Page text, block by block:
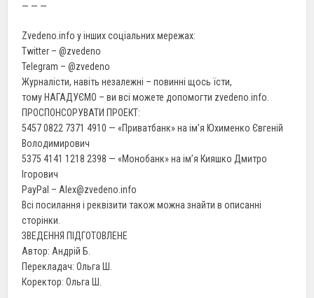
— — —
Zvedeno.info у інших соціальних мережах:
Twitter – @zvedeno
Telegram – @zvedeno
Журналісти, навіть незалежні – повинні щось їсти,
тому НАГАДУЄМО – ви всі можете допомогти zvedeno.info.
ПРОСПОНСОРУВАТИ ПРОЕКТ:
5457 0822 7371 4910 — «Приватбанк» на ім’я Юхименко Євгеній
Володимирович
5375 4141 1218 2398 — «Монобанк» на ім’я Кияшко Дмитро
Ігорович
PayPal – Alex@zvedeno.info
Всі посилання і реквізити також можна знайти в описанні
сторінки.
ЗВЕДЕННЯ ПІДГОТОВЛЕНЕ
Автор: Андрій Б.
Перекладач: Ольга Ш.
Коректор: Ольга Ш.